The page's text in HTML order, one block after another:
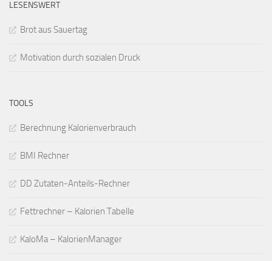
LESENSWERT
Brot aus Sauertag
Motivation durch sozialen Druck
TOOLS
Berechnung Kalorienverbrauch
BMI Rechner
DD Zutaten-Anteils-Rechner
Fettrechner – Kalorien Tabelle
KaloMa – KalorienManager